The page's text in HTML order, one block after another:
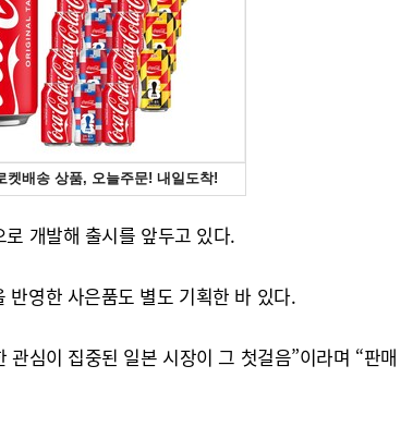
개발해 출시를 앞두고 있다.
영한 사은품도 별도 기획한 바 있다.
심이 집중된 일본 시장이 그 첫걸음”이라며 “판